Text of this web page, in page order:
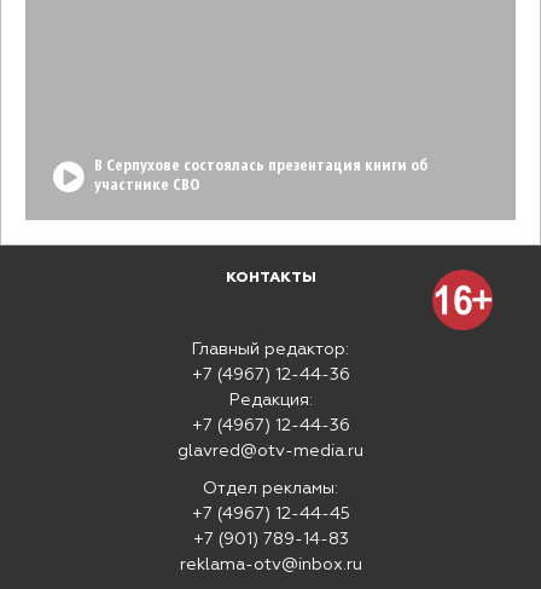
В Серпухове состоялась презентация книги об
участнике СВО
КОНТАКТЫ
Главный редактор:
+7 (4967) 12-44-36
Редакция:
+7 (4967) 12-44-36
glavred@otv-media.ru
Отдел рекламы:
+7 (4967) 12-44-45
+7 (901) 789-14-83
reklama-otv@inbox.ru